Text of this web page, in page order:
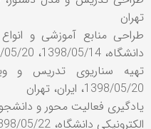
تهران
طراحی منابع آموزشی و
دانشگاه، 1398/05/14، 1398/05/20، ایران، تهران
1398/05/20، ایران، تهران
یادگیری فعالیت محور و
الکترونیکی دانشگاه، 1398/05/22، 1398/05/30، ایران، تهران